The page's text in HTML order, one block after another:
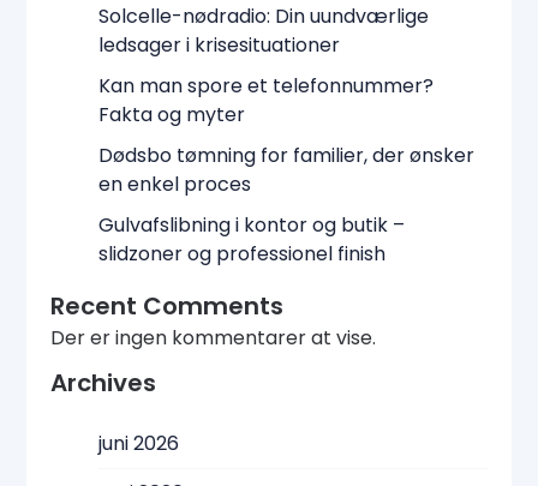
Solcelle-nødradio: Din uundværlige
ledsager i krisesituationer
Kan man spore et telefonnummer?
Fakta og myter
Dødsbo tømning for familier, der ønsker
en enkel proces
Gulvafslibning i kontor og butik –
slidzoner og professionel finish
Recent Comments
Der er ingen kommentarer at vise.
Archives
juni 2026